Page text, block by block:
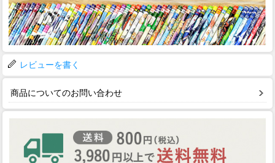
レビューを書く
商品についてのお問い合わせ